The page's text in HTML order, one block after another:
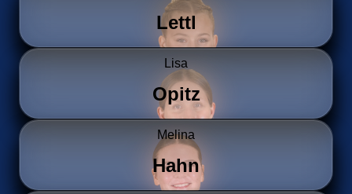
Lettl
Lisa
Opitz
Melina
Hahn